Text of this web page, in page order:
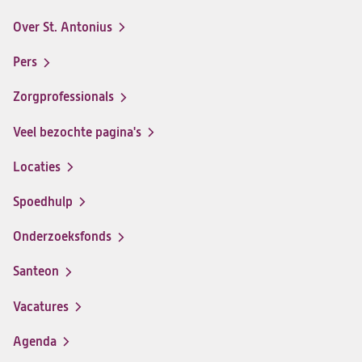
een
ziekenhuis
op
een
op
een
op
menu
Over St. Antonius
Pers
Zorgprofessionals
Veel bezochte pagina's
Locaties
Spoedhulp
Onderzoeksfonds
Santeon
(opent
in
nieuwe
Vacatures
(opent
in
Agenda